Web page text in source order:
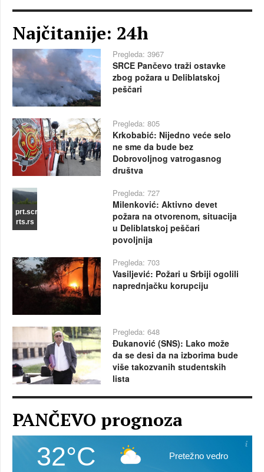
Najčitanije: 24h
Pregleda: 3967
SRCE Pančevo traži ostavke
zbog požara u Deliblatskoj
peščari
Pregleda: 805
Krkobabić: Nijedno veće selo
ne sme da bude bez
Dobrovoljnog vatrogasnog
društva
prt.scr
rts.rs
Pregleda: 727
Milenković: Aktivno devet
požara na otvorenom, situacija
u Deliblatskoj peščari
povoljnija
Pregleda: 703
Vasiljević: Požari u Srbiji ogolili
naprednjačku korupciju
Pregleda: 648
Đukanović (SNS): Lako može
da se desi da na izborima bude
više takozvanih studentskih
lista
PANČEVO prognoza
32°C Pretežno vedro